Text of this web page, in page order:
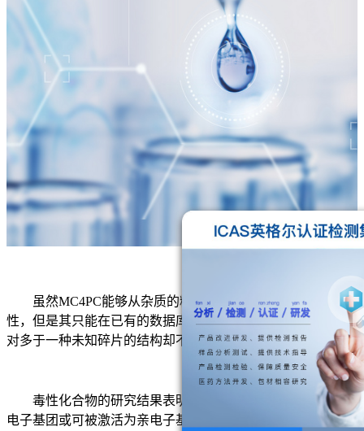
虽然MC4PC能够从杂质的精细结构角度评估药物的毒
性，但是其只能在已有的数据库中搜索相同的碎片进行比较，
对多于一种未知碎片的结构却不能全面评估。
毒性化合物的研究结果表明毒性化合物结构中都存在着亲
电子基团或可被激活为亲电子基团的结构，MDL-QSAＲ毒性